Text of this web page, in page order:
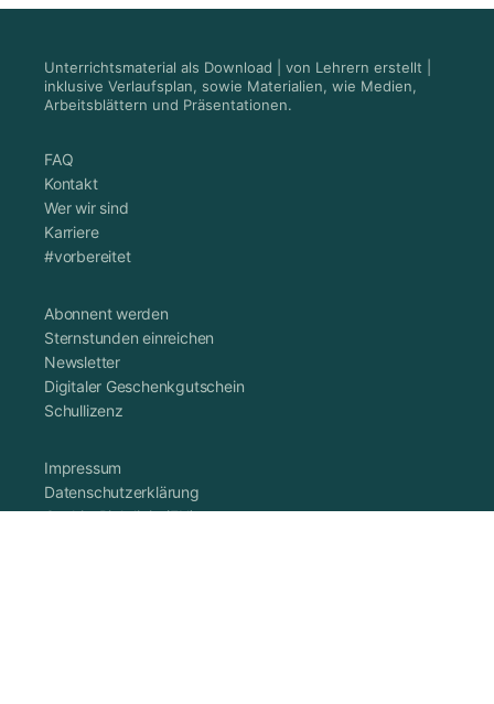
Unterrichtsmaterial als Download | von Lehrern erstellt |
inklusive Verlaufsplan, sowie Materialien, wie Medien,
Arbeitsblättern und Präsentationen.
FAQ
Kontakt
Wer wir sind
Karriere
#vorbereitet
Abonnent werden
Sternstunden einreichen
Newsletter
Digitaler Geschenkgutschein
Schullizenz
Impressum
Datenschutzerklärung
Cookie-Richtlinie (EU)